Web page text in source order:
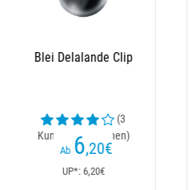
Raubfischblei
Kundenrezensionen)
Ab 5,40 €
UP*: 5,40€